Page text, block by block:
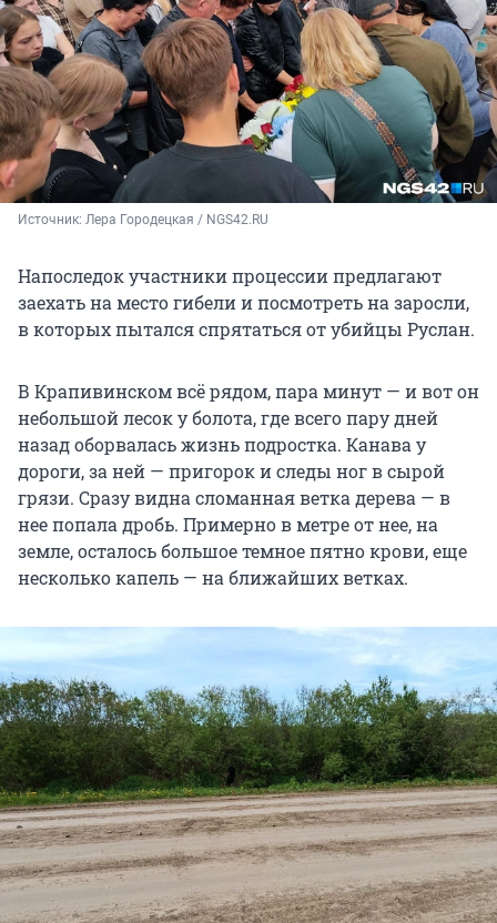
Источник: Лера Городецкая / NGS42.RU
Напоследок участники процессии предлагают
заехать на место гибели и посмотреть на заросли,
в которых пытался спрятаться от убийцы Руслан.
В Крапивинском всё рядом, пара минут — и вот он
небольшой лесок у болота, где всего пару дней
назад оборвалась жизнь подростка. Канава у
дороги, за ней — пригорок и следы ног в сырой
грязи. Сразу видна сломанная ветка дерева — в
нее попала дробь. Примерно в метре от нее, на
земле, осталось большое темное пятно крови, еще
несколько капель — на ближайших ветках.